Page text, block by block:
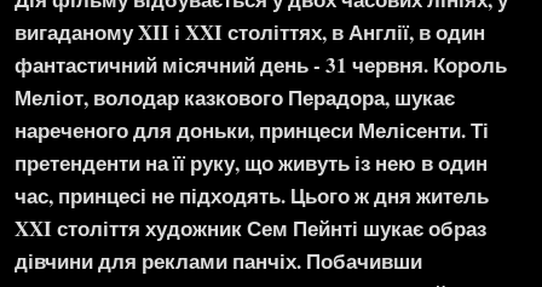
вигаданому XII і XXI століттях, в Англії, в один
фантастичний місячний день - 31 червня. Король
Меліот, володар казкового Перадора, шукає
нареченого для доньки, принцеси Мелісенти. Ті
претенденти на її руку, що живуть із нею в один
час, принцесі не підходять. Цього ж дня житель
XXI століття художник Сем Пейнті шукає образ
дівчини для реклами панчіх. Побачивши